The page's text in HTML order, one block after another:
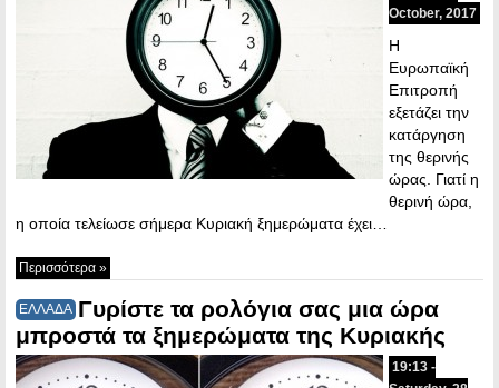
October, 2017
Η
Ευρωπαϊκή
Επιτροπή
εξετάζει την
κατάργηση
της θερινής
ώρας. Γιατί η
θερινή ώρα,
η οποία τελείωσε σήμερα Κυριακή ξημερώματα έχει…
Περισσότερα »
ΕΛΛΑΔΑ Γυρίστε τα ρολόγια σας μια ώρα
μπροστά τα ξημερώματα της Κυριακής
19:13 -